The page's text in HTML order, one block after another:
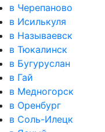
в Черепаново
в Исилькуля
в Называевск
в Тюкалинск
в Бугуруслан
в Гай
в Медногорск
в Оренбург
в Соль-Илецк